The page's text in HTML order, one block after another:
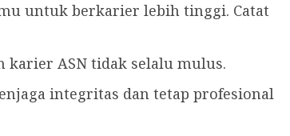
untuk berkarier lebih tinggi. Catat
karier ASN tidak selalu mulus.
integritas dan tetap profesional